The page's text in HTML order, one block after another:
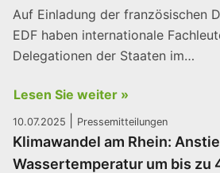
Auf Einladung der französischen
EDF haben internationale
Delegationen der Staaten im…
Lesen Sie weiter »
10.07.2025 Pressemitteilungen
Klimawandel am Rhein:
Wassertemperatur um bis zu